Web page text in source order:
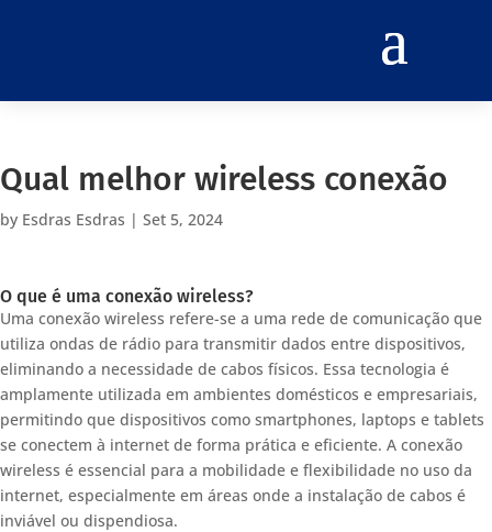
Qual melhor wireless conexão
by Esdras Esdras | Set 5, 2024
O que é uma conexão wireless?
Uma conexão wireless refere-se a uma rede de comunicação que
utiliza ondas de rádio para transmitir dados entre dispositivos,
eliminando a necessidade de cabos físicos. Essa tecnologia é
amplamente utilizada em ambientes domésticos e empresariais,
permitindo que dispositivos como smartphones, laptops e tablets
se conectem à internet de forma prática e eficiente. A conexão
wireless é essencial para a mobilidade e flexibilidade no uso da
internet, especialmente em áreas onde a instalação de cabos é
inviável ou dispendiosa.